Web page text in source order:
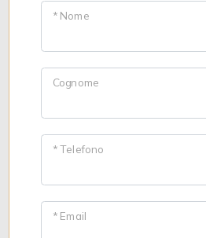
* Nome
Cognome
* Telefono
* Email